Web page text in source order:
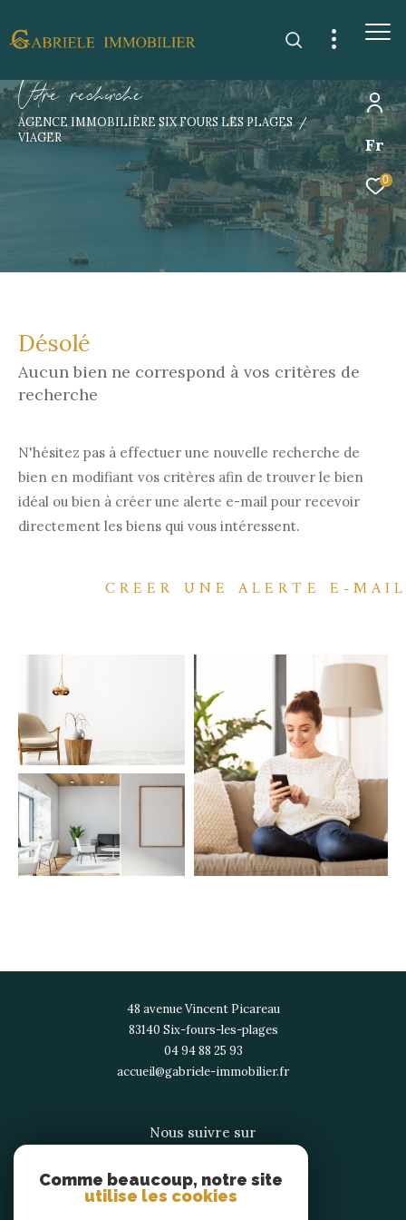
Fr
0
Vore recece
AGENCE IMMOBILIÈRE SIX FOURS LES PLAGES
VIAGER
Désolé
Aucun bien ne correspond à vos critères de
recherche
N'hésitez pas à effectuer une nouvelle recherche de
bien en modifiant vos critères afin de trouver le bien
idéal ou bien à créer une alerte e-mail pour recevoir
directement les biens qui vous intéressent.
CREER UNE ALERTE E-
48 avenue Vincent Picareau
83140
six-fours-les-plages
04 94 88 25 93
accueil@gabriele-immobilier.fr
Nous suivre sur
Comme beaucoup, notre site
utilise les cookies